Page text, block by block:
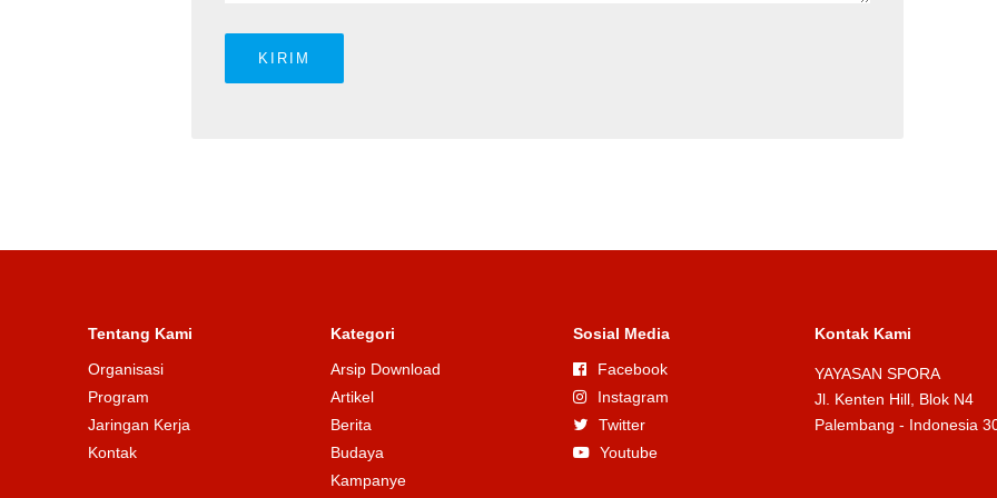
Tentang Kami
Organisasi
Program
Jaringan Kerja
Kontak
Kategori
Arsip Download
Artikel
Berita
Budaya
Kampanye
Sosial Media
Facebook
Instagram
Twitter
Youtube
Kontak Kami
YAYASAN SPORA
Jl. Kenten Hill, Blok N4
Palembang - Indonesia